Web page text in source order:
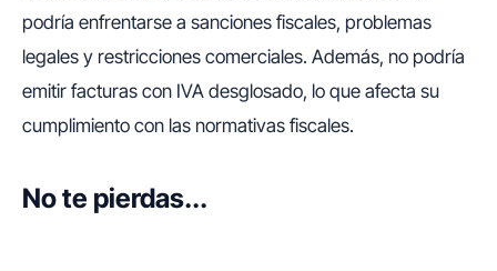
podría enfrentarse a sanciones fiscales, problemas
legales y restricciones comerciales. Además, no podría
emitir facturas con IVA desglosado, lo que afecta su
cumplimiento con las normativas fiscales.
No te pierdas...